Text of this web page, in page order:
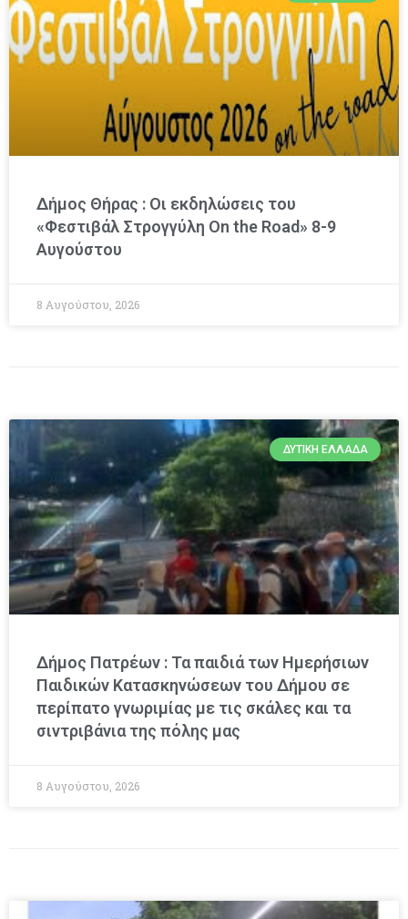
Δήμος Θήρας : Οι εκδηλώσεις του
«Φεστιβάλ Στρογγύλη On the Road» 8-9
Αυγούστου
8 Αυγούστου, 2026
ΔΥΤΙΚΉ ΕΛΛΆΔΑ
Δήμος Πατρέων : Τα παιδιά των Ημερήσιων
Παιδικών Κατασκηνώσεων του Δήμου σε
περίπατο γνωριμίας με τις σκάλες και τα
σιντριβάνια της πόλης μας
8 Αυγούστου, 2026